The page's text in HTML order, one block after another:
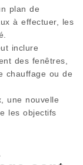
plan de
à effectuer, les
inclure
des fenêtres,
chauffage ou de
une nouvelle
les objectifs